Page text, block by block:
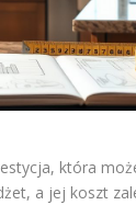
która
a jej koszt